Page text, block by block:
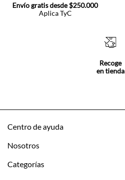
Envío gratis desde $250.000
Aplica TyC
Recoge
en tienda
Centro de ayuda
Mis pedidos
Nosotros
Acerca de Tennis
Categorías